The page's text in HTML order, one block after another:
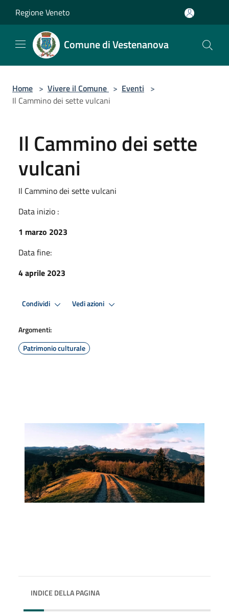
Regione Veneto
Comune di Vestenanova
Home > Vivere il Comune > Eventi >
Il Cammino dei sette vulcani
Il Cammino dei sette
vulcani
Il Cammino dei sette vulcani
Data inizio :
1 marzo 2023
Data fine:
4 aprile 2023
Condividi Vedi azioni
Argomenti:
Patrimonio culturale
INDICE DELLA PAGINA